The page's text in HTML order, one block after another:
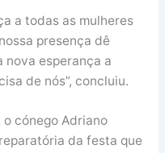
a todas as mulheres
presença dê
nova esperança a
de nós”, concluiu.
cónego Adriano
da festa que